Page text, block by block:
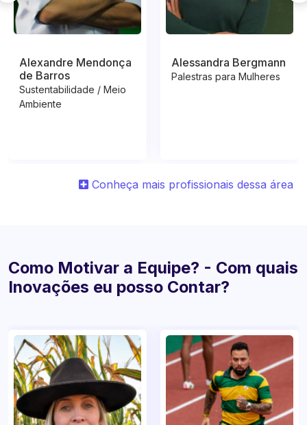
Alexandre Mendonça
de Barros
Sustentabilidade / Meio
Ambiente
Alessandra Bergmann
Palestras para Mulheres
Conheça mais profissionais dessa área
Como Motivar a Equipe? - Com quais
Inovações eu posso Contar?